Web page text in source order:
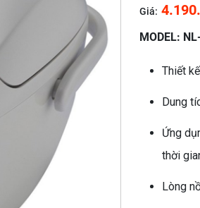
Giá:
MODEL:
Thiết
Dung
Ứng
thời
Lòng